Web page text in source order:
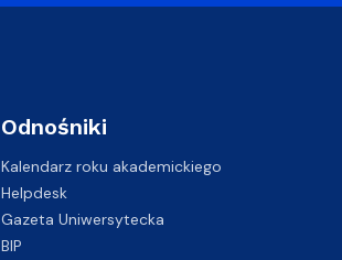
Odnośniki
Kalendarz roku akademickiego
Helpdesk
Gazeta Uniwersytecka
BIP